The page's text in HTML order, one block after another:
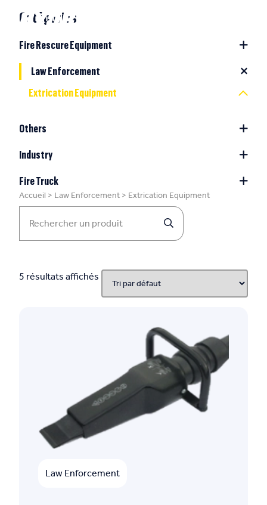
Catégories
Fire Rescure Equipment
Law Enforcement
Extrication Equipment
Others
Industry
Fire Truck
Accueil > Law Enforcement > Extrication Equipment
5 résultats affichés
Law Enforcement